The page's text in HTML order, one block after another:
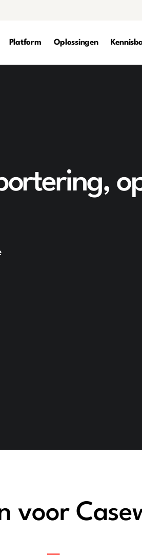
Platform Oplossingen
voor